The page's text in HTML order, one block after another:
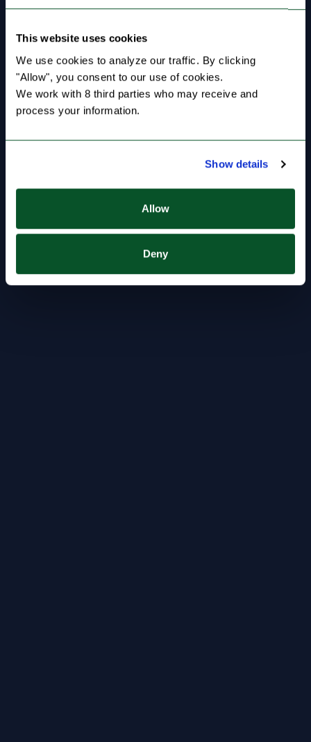
This website uses cookies
We use cookies to analyze our traffic. By clicking
"Allow", you consent to our use of cookies.
We work with 8 third parties who may receive and
process your information.
Show details
Allow
Deny